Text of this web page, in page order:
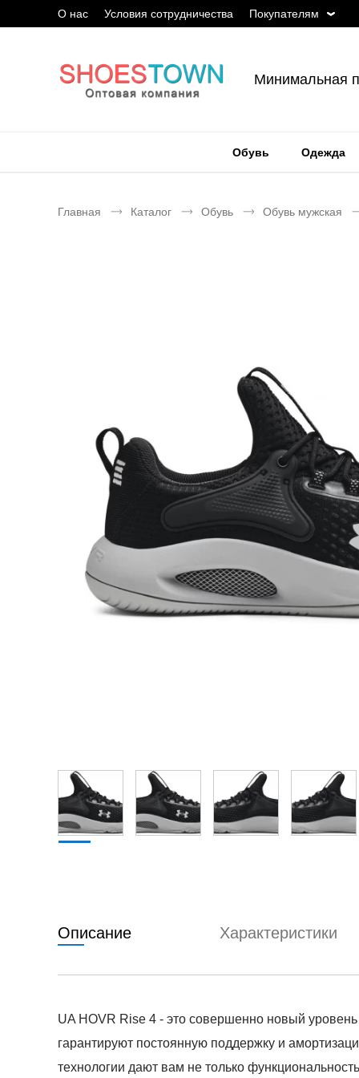
О нас Условия сотрудничества Покупателям
Минимальная
Обувь Одежда
Главная Каталог Обувь Обувь мужская
Описание Характеристики
UA HOVR Rise 4 - это совершенно новый
гарантируют постоянную поддержку и
технологии дают вам не только